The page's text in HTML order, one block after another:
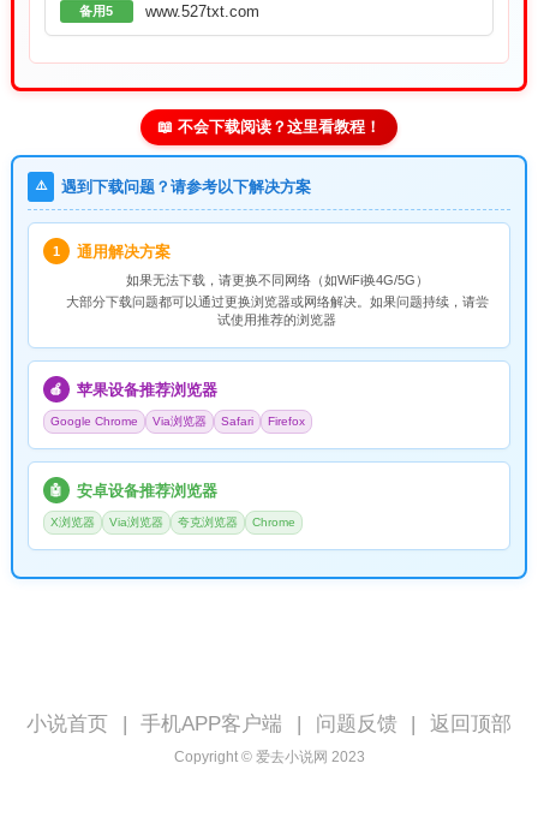
备用5 www.527txt.com
📖 不会下载阅读？这里看教程！
⚠️ 遇到下载问题？请参考以下解决方案
1 通用解决方案
如果无法下载，请更换不同网络（如WiFi换4G/5G）
大部分下载问题都可以通过更换浏览器或网络解决。如果问题持续，请尝
试使用推荐的浏览器
🍎 苹果设备推荐浏览器
Google Chrome Via浏览器 Safari Firefox
🤖 安卓设备推荐浏览器
X浏览器 Via浏览器 夸克浏览器 Chrome
小说首页 手机APP客户端 问题反馈 返回顶部
Copyright © 爱去小说网 2023